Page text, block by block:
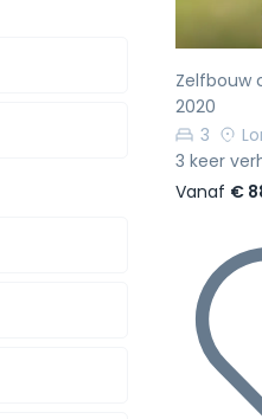
Zelfbouw
2020
3
3 keer
Vanaf €